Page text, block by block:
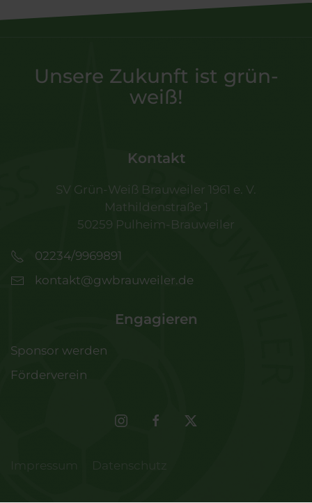
Unsere Zukunft ist grün-
weiß!
Kontakt
SV Grün-Weiß Brauweiler 1961 e. V.
Mathildenstraße 1
50259 Pulheim-Brauweiler
02234/9969891
kontakt@gwbrauweiler.de
Engagieren
Sponsor werden
Förderverein